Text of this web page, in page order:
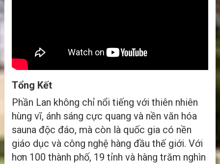
Tổng Kết
Phần Lan không chỉ nổi tiếng với thiên nhiên
hùng vĩ, ánh sáng cực quang và nền văn hóa
sauna độc đáo, mà còn là quốc gia có nền
giáo dục và công nghệ hàng đầu thế giới. Với
hơn 100 thành phố, 19 tỉnh và hàng trăm nghìn